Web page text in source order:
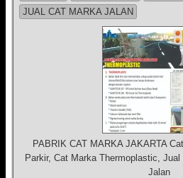
JUAL CAT MARKA JALAN
PABRIK CAT MARKA JAKARTA
Parkir, Cat Marka Thermoplastic,
Jalan